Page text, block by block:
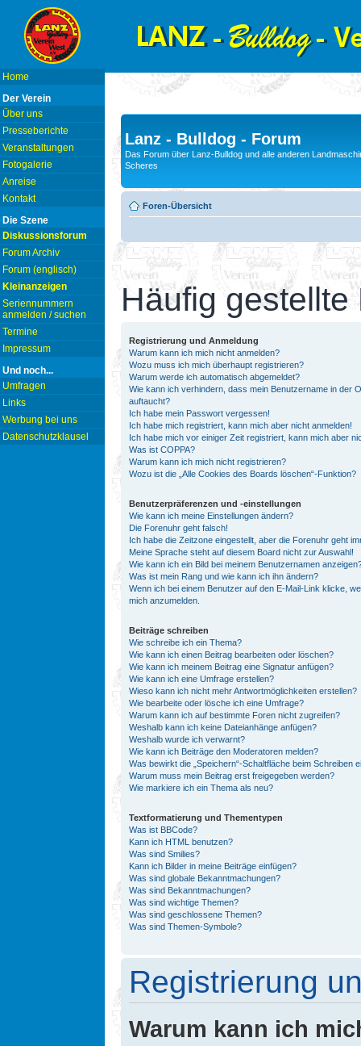
Home
Der Verein
Über uns
Presseberichte
Veranstaltungen
Fotogalerie
Anreise
Kontakt
Die Szene
Diskussionsforum
Forum Archiv
Forum (englisch)
Kleinanzeigen
Seriennummern
anmelden / suchen
Termine
Impressum
Und noch...
Umfragen
Links
Werbung bei uns
Datenschutzklausel
Lanz - Bulldog - Forum
Das Forum über Lanz-Bulldog und alle anderen
Scheres
Foren-Übersicht
Häufig gestellte
Registrierung und Anmeldung
Warum kann ich mich nicht anmelden?
Wozu muss ich mich überhaupt registrieren?
Warum werde ich automatisch abgemeldet?
Wie kann ich verhindern, dass mein Benutzername in der
auftaucht?
Ich habe mein Passwort vergessen!
Ich habe mich registriert, kann mich aber nicht anmelden!
Ich habe mich vor einiger Zeit registriert, kann mich aber
Was ist COPPA?
Warum kann ich mich nicht registrieren?
Wozu ist die „Alle Cookies des Boards löschen“-Funktion?
Benutzerpräferenzen und -einstellungen
Wie kann ich meine Einstellungen ändern?
Die Forenuhr geht falsch!
Ich habe die Zeitzone eingestellt, aber die Forenuhr geht
Meine Sprache steht auf diesem Board nicht zur Auswahl!
Wie kann ich ein Bild bei meinem Benutzernamen
Was ist mein Rang und wie kann ich ihn ändern?
Wenn ich bei einem Benutzer auf den E-Mail-Link klicke,
mich anzumelden.
Beiträge schreiben
Wie schreibe ich ein Thema?
Wie kann ich einen Beitrag bearbeiten oder löschen?
Wie kann ich meinem Beitrag eine Signatur anfügen?
Wie kann ich eine Umfrage erstellen?
Wieso kann ich nicht mehr Antwortmöglichkeiten erstellen?
Wie bearbeite oder lösche ich eine Umfrage?
Warum kann ich auf bestimmte Foren nicht zugreifen?
Weshalb kann ich keine Dateianhänge anfügen?
Weshalb wurde ich verwarnt?
Wie kann ich Beiträge den Moderatoren melden?
Was bewirkt die „Speichern“-Schaltfläche beim Schreiben
Warum muss mein Beitrag erst freigegeben werden?
Wie markiere ich ein Thema als neu?
Textformatierung und Thementypen
Was ist BBCode?
Kann ich HTML benutzen?
Was sind Smilies?
Kann ich Bilder in meine Beiträge einfügen?
Was sind globale Bekanntmachungen?
Was sind Bekanntmachungen?
Was sind wichtige Themen?
Was sind geschlossene Themen?
Was sind Themen-Symbole?
Registrierung
Warum kann ich